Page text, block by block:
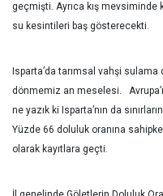
geçmişti. Ayrıca kış mevsiminde
su kesintileri baş gösterecekti.
Isparta’da tarımsal vahşi
dönmemiz an meselesi.
ne yazık ki Isparta’nın da
Yüzde 66 doluluk oranına
olarak kayıtlara geçti.